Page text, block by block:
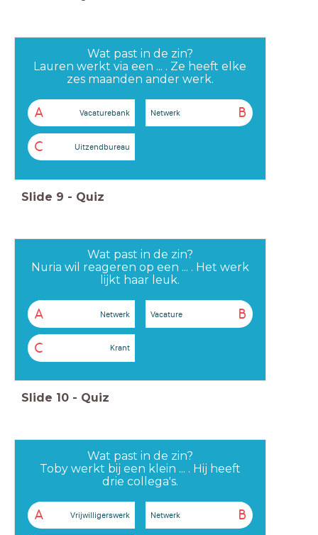
Wat past in de zin?
Lauren werkt via een ... . Ze heeft elke
zes maanden ander werk.
A Vacaturebank B
Netwerk
C Uitzendbureau
Slide 9 - Quiz
Wat past in de zin?
Nuria wil reageren op een ... . Het werk
lijkt haar leuk.
A Netwerk B
Vacature
C Krant
Slide 10 - Quiz
Wat past in de zin?
Toby werkt bij een klein ... . Hij heeft
drie collega's.
A Vrijwilligerswerk B
Netwerk